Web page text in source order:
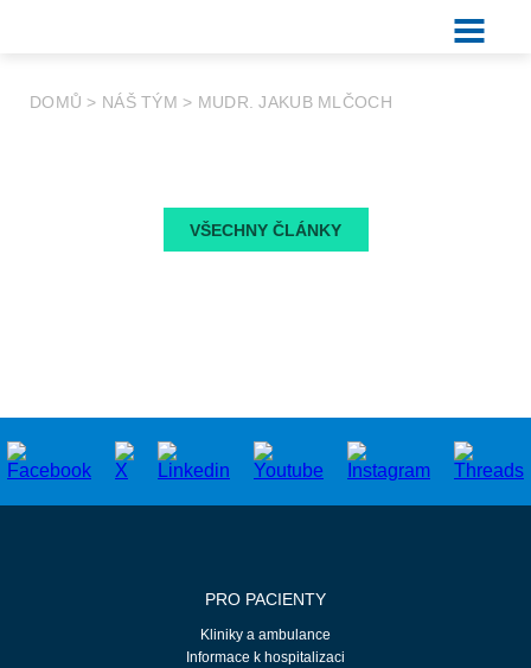
DOMŮ > NÁŠ TÝM > MUDR. JAKUB MLČOCH
VŠECHNY ČLÁNKY
PRO PACIENTY
Kliniky a ambulance
Informace k hospitalizaci